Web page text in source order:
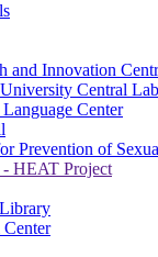
and Innovation
Central
Center
Prevention of
HEAT Project